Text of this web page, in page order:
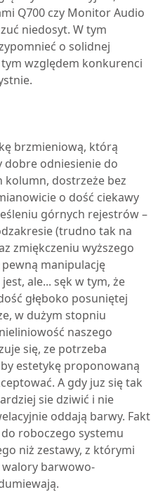
Q700 czy Monitor Audio
niedosyt. W tym
o solidnej
względem konkurenci
brzmieniową, którą
dobre odniesienie do
kolumn, dostrzeże bez
o dość ciekawy
górnych rejestrów –
(trudno tak na
zmiękczeniu wyższego
manipulację
ale... sęk w tym, że
głęboko posuniętej
w dużym stopniu
naszego
się, ze potrzeba
estetykę proponowaną
A gdy juz się tak
sie dziwić i nie
oddają barwy. Fakt
do roboczego systemu
niż zestawy, z którymi
barwowo-